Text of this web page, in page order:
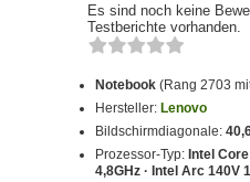
Es sind noch keine
Testberichte vorhanden.
Notebook (Rang 2703
Hersteller: Lenovo
Bildschirmdiagonale:
Prozessor-Typ: Intel
4,8GHz · Intel Arc 140V